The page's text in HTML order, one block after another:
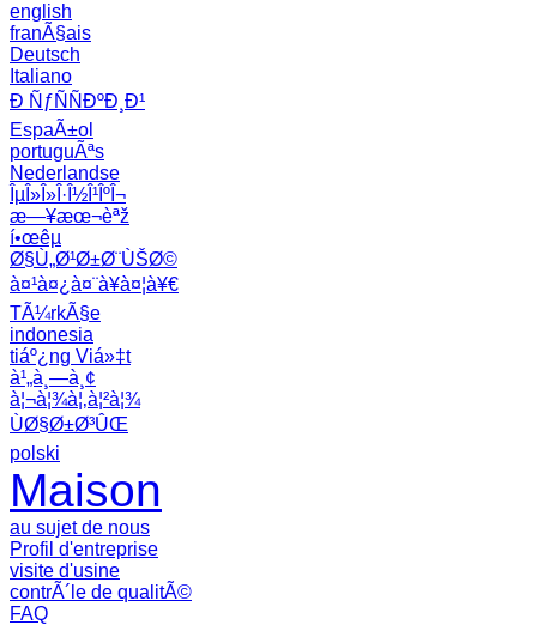
english
franÃ§ais
Deutsch
Italiano
Ð ÑƒÑÑÐºÐ¸Ð¹
EspaÃ±ol
portuguÃªs
Nederlandse
ÎµÎ»Î»Î·Î½Î¹ÎºÎ¬
æ—¥æœ¬èªž
í•œêµ­
Ø§Ù„Ø¹Ø±Ø¨ÙŠØ©
à¤¹à¤¿à¤¨à¥à¤¦à¥€
TÃ¼rkÃ§e
indonesia
tiáº¿ng Viá»‡t
à¹„à¸—à¸¢
à¦¬à¦¾à¦‚à¦²à¦¾
ÙØ§Ø±Ø³ÛŒ
polski
Maison
au sujet de nous
Profil d'entreprise
visite d'usine
contrÃ´le de qualitÃ©
FAQ